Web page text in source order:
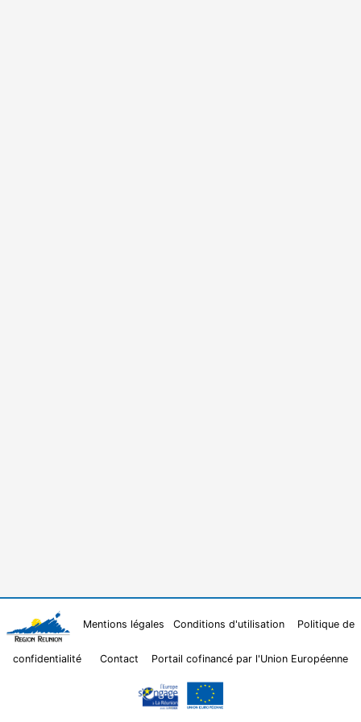
Mentions légales Conditions d'utilisation Politique de
confidentialité Contact Portail cofinancé par l'Union Européenne